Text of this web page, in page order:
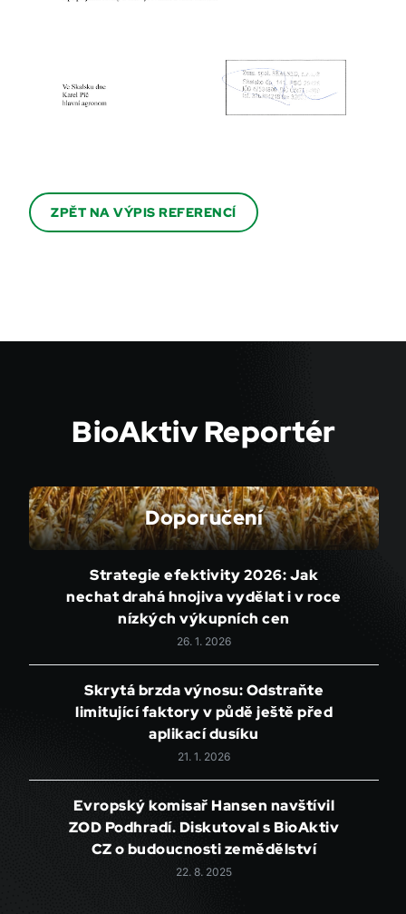
ZPĚT NA VÝPIS REFERENCÍ
BioAktiv Reportér
Doporučení
Strategie efektivity 2026: Jak
nechat drahá hnojiva vydělat i v roce
nízkých výkupních cen
26. 1. 2026
Skrytá brzda výnosu: Odstraňte
limitující faktory v půdě ještě před
aplikací dusíku
21. 1. 2026
Evropský komisař Hansen navštívil
ZOD Podhradí. Diskutoval s BioAktiv
CZ o budoucnosti zemědělství
22. 8. 2025